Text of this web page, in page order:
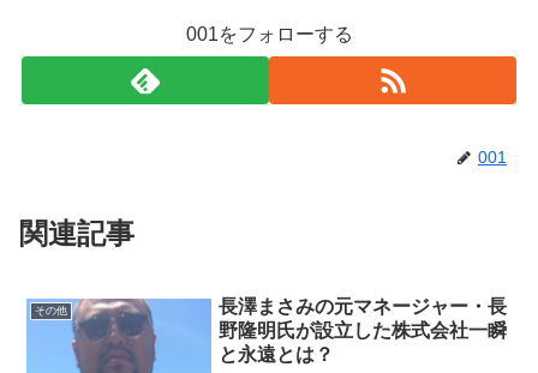
001をフォローする
001
関連記事
その他
長澤まさみの元マネージャー・長
野隆明氏が設立した株式会社一瞬
と永遠とは？